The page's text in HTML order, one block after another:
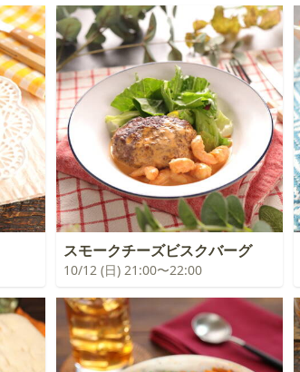
スモークチーズビスクバーグ
10/12 (日) 21:00〜22:00